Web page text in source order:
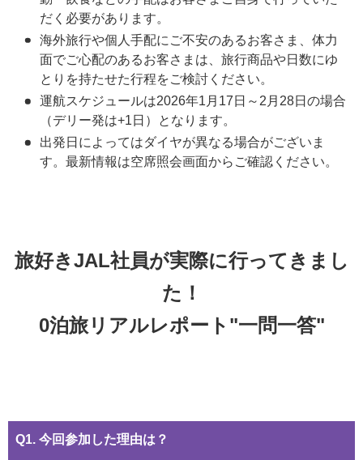
だく必要があります。
海外旅行や個人手配にご不安のあるお客さま、体力
面でご心配のあるお客さまは、旅行商品や日数にゆ
とりを持たせた行程をご検討ください。
運航スケジュールは2026年1月17日～2月28日の場合
（デリー発は+1日）となります。
出発日によってはダイヤが異なる場合がございま
す。最新情報は空席照会画面からご確認ください。
旅好きJAL社員が実際に行ってきまし
た！
0泊旅リアルレポート"一問一答"
Q1. 今回参加した理由は？